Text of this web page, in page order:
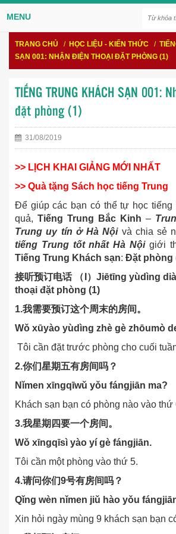
MENU
TRANG CHỦ / HỌC LIỆU - KIẾN THỨC /
SẠN 001: NHẬN ĐIỆN THOẠI ĐẶT PHÒNG (1)
TIẾNG TRUNG KHÁCH SẠN 001:
đặt phòng (1)
31/08/2019
>> LỊCH KHAI GIẢNG MỚI NHẤT
>> Quà tặng Sách học tiếng Trung
Để giúp các bạn có thể tự học tiếng
quả, Tiếng Trung Bắc Kinh –
Trung uy tín ở Hà Nộivà chia sẻ
tiếng Trung tốt nhất Hà Nộigiới
Tiếng Trung Khách sạn: Đặt phòng
接听预订电话 （I）Jiētīng yùdìng
thoại đặt phòng (1)
1.我需要预订这个周末的房间。
Wǒ xūyào yùdìng zhè gè zhōumò
Tôi cần đặt trước phòng cho cuối
2.你们星期五有房间吗？
Nǐmen xīngqīwǔ yǒu fángjiān ma?
Khách sạn bạn có phòng nào vào thứ
3.我星期四要一个房间。
Wǒ xīngqīsì yào yí gè fángjiān.
Tôi cần một phòng vào thứ 5.
4.请问你们9号有房间吗？
Qǐng wèn nǐmen jiǔ hào yǒu
Xin hỏi ngày mùng 9 khách sạn bạn